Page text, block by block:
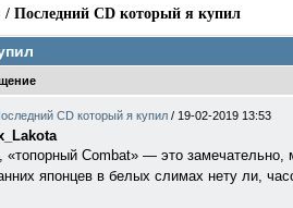
/ Последний CD который я купил
CD который я купил / 19-02-2019 13:53
«топорный Combat» — это замечательно,
японцев в белых слимах нету ли,